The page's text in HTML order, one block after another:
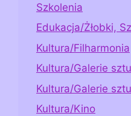
Szkolenia
Edukacja/Żłobki,
Kultura/Filharmonia
Kultura/Galerie
Kultura/Galerie
Kultura/Kino